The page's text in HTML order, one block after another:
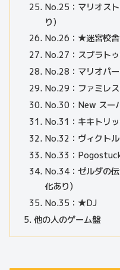
No.25：マリオス
り)
No.26：★迷宮校舎
No.27：スプラト
No.28：マリオパ
No.29：ファミレ
No.30：New スー
No.31：キキトリ
No.32：ヴィクト
No.33：
No.34：ゼルダの
化あり)
No.35：★DJ
他の人のゲーム盤